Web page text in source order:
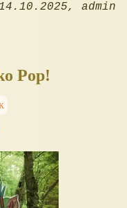
admin
Pop!